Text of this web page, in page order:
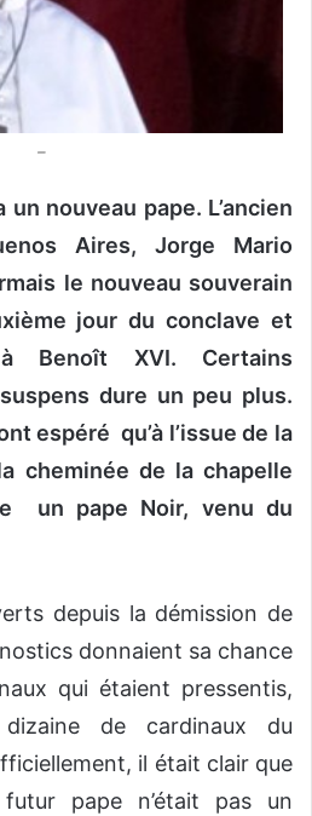
–
un nouveau pape. L’ancien
Aires, Jorge Mario
le nouveau souverain
jour du conclave et
Benoît XVI. Certains
dure un peu plus.
espéré qu’à l’issue de la
cheminée de la chapelle
un pape Noir, venu du
depuis la démission de
donnaient sa chance
qui étaient pressentis,
de cardinaux du
il était clair que
futur pape n’était pas un